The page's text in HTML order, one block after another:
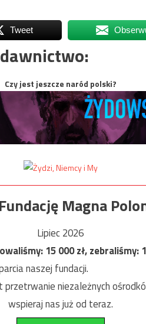
Tweet
Czy jest jeszcze naród polski?
Magna
Lipiec 2026
15 000zł, zebraliśmy:
naszej fundacji.
niezależnych
wspieraj nas już od teraz.